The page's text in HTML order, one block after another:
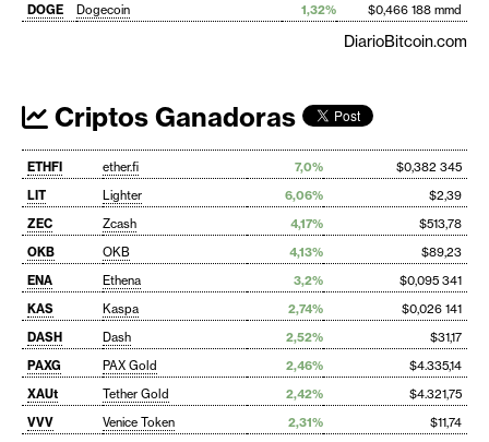
DOGE
Dogecoin 1,32% $0,466 188 mmd
DiarioBitcoin.com
Criptos Ganadoras
ETHFI ether.fi 7,0%
$0,382 345
LIT
Lighter 6,06%
$2,39
ZEC
Zcash 4,17%
$513,78
OKB
OKB 4,13%
$89,23
ENA
Ethena 3,2%
$0,095 341
KAS
Kaspa 2,74%
$0,026 141
DASH
Dash 2,52%
$31,17
PAXG
PAX Gold 2,46%
$4.335,14
XAUt
Tether Gold 2,42%
$4.321,75
VVV
Venice Token 2,31% $11,74